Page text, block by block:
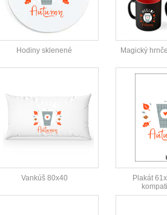
Hodiny sklenené Magický
Vankúš 80x40
Plakát